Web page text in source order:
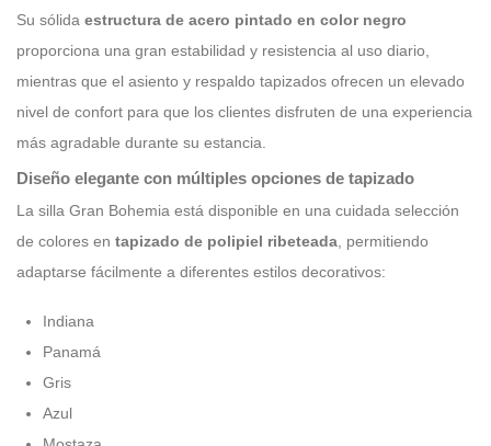
Su sólida estructura de acero pintado en color negro
proporciona una gran estabilidad y resistencia al uso diario,
mientras que el asiento y respaldo tapizados ofrecen un elevado
nivel de confort para que los clientes disfruten de una experiencia
más agradable durante su estancia.
Diseño elegante con múltiples opciones de tapizado
La silla Gran Bohemia está disponible en una cuidada selección
de colores en tapizado de polipiel ribeteada , permitiendo
adaptarse fácilmente a diferentes estilos decorativos:
Indiana
Panamá
Gris
Azul